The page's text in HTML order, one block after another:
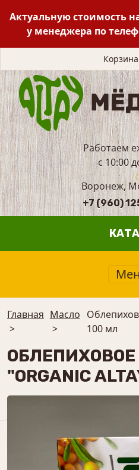
Актуальную стоимость
у менеджера по
Работаем
с 10:00
Воронеж,
+7 (960)
Главная
>
Масло
>
100 мл
"ORGANIC